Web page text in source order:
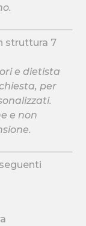
struttura 7
e dietista
per
e non